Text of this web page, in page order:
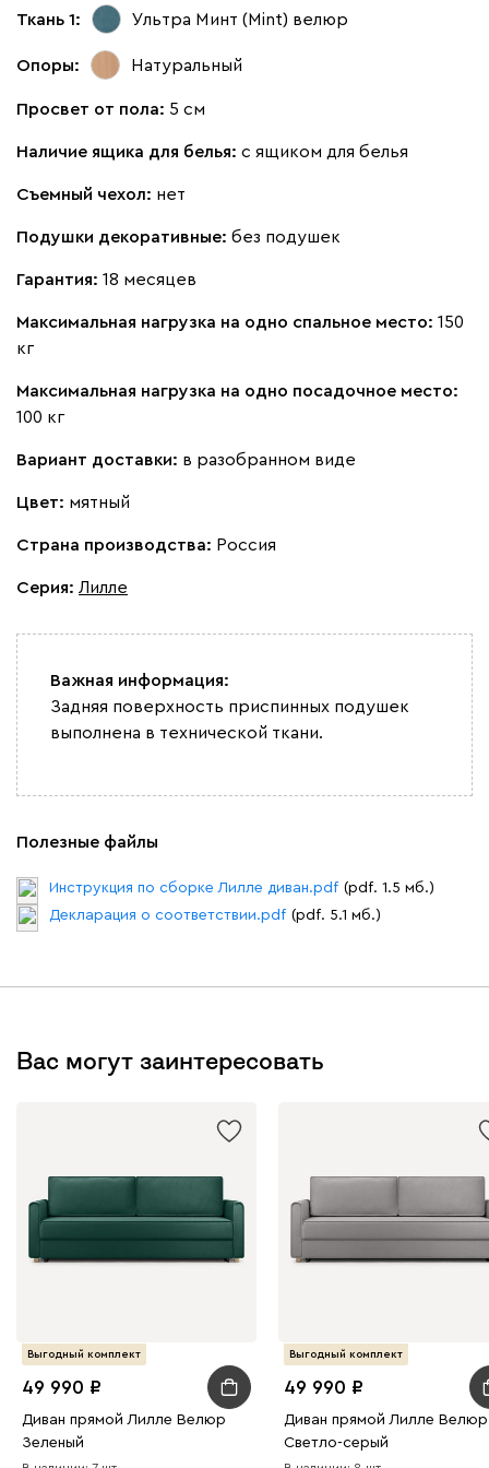
Виридис Клэй Мустард Оранж
Графит
Ткань 1: Ультра Минт (Mint) велюр
Опоры: Натуральный
Просвет от пола: 5 см
Наличие ящика для белья: с ящиком для белья
Съемный чехол: нет
Подушки декоративные: без подушек
Гарантия: 18 месяцев
Максимальная нагрузка на одно спальное место: 150
кг
Максимальная нагрузка на одно посадочное место:
100 кг
Вариант доставки: в разобранном виде
Цвет: мятный
Страна производства: Россия
Серия: Лилле
Важная информация:
Задняя поверхность приспинных подушек
выполнена в технической ткани.
Полезные файлы
Инструкция по сборке Лилле диван.pdf (pdf. 1.5 мб.)
Декларация о соответствии.pdf (pdf. 5.1 мб.)
Вас могут заинтересовать
Выгодный комплект
49 990
Диван прямой Лилле Велюр
Зеленый
Выгодный комплект
49 990
Диван прямой Лилле Велюр
Светло-серый